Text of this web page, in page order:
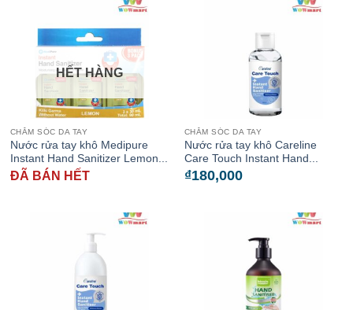
HẾT HÀNG
CHĂM SÓC DA TAY
Nước rửa tay khô Medipure
Instant Hand Sanitizer Lemon...
ĐÃ BÁN HẾT
CHĂM SÓC DA TAY
Nước rửa tay khô Careline
Care Touch Instant Hand...
₫180,000